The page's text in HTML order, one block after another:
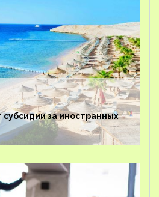
субсидии за иностранных